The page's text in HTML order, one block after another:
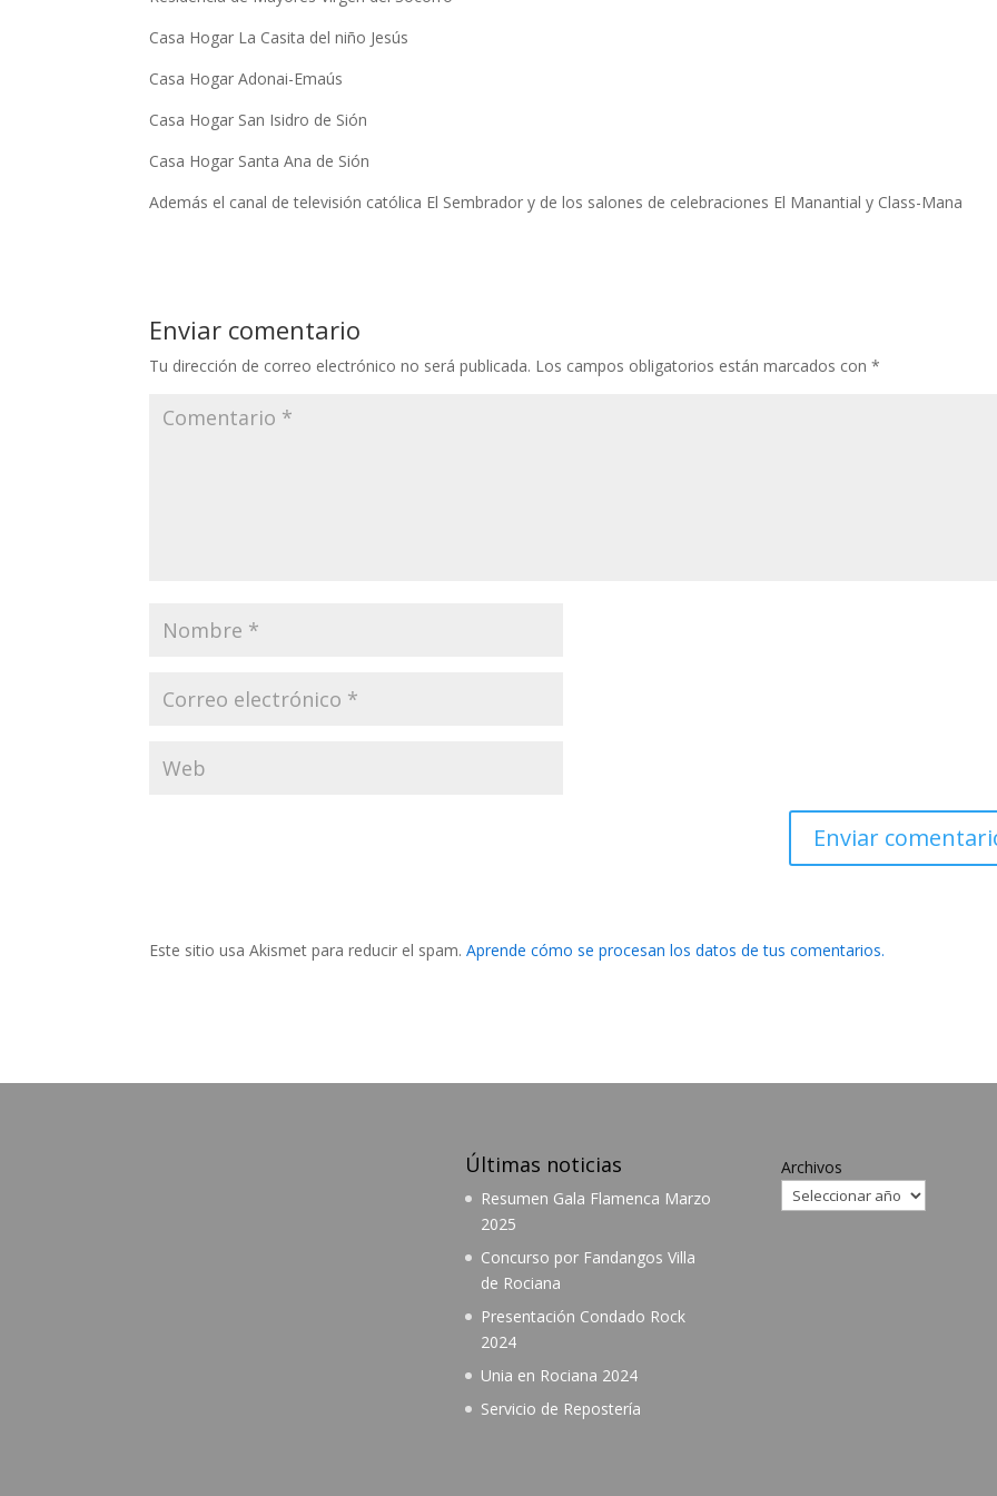
Casa Hogar La Casita del niño Jesús
Casa Hogar Adonai-Emaús
Casa Hogar San Isidro de Sión
Casa Hogar Santa Ana de Sión
Además el canal de televisión católica El Sembrador y de los salones de celebraciones El Manantial y Class-Mana
Enviar comentario
Tu dirección de correo electrónico no será publicada. Los campos obligatorios están marcados con*
Este sitio usa Akismet para reducir el spam.Aprende cómo se procesan los datos de tus comentarios.
Últimas noticias
Resumen Gala Flamenca Marzo
2025
Concurso por Fandangos Villa
de Rociana
Presentación Condado Rock
2024
Unia en Rociana 2024
Servicio de Repostería
Archivos